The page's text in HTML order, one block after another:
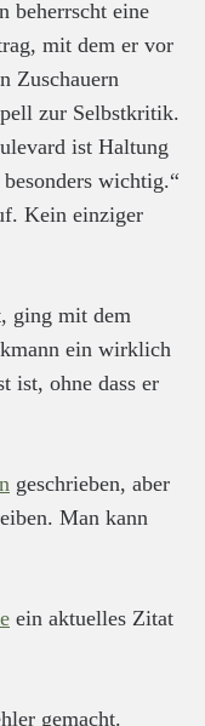
beherrscht eine
mit dem er vor
Zuschauern
zur Selbstkritik.
ist Haltung
wichtig.“
Kein einziger
ging mit dem
ein wirklich
ist, ohne dass er
geschrieben, aber
Man kann
ein aktuelles Zitat
gemacht.